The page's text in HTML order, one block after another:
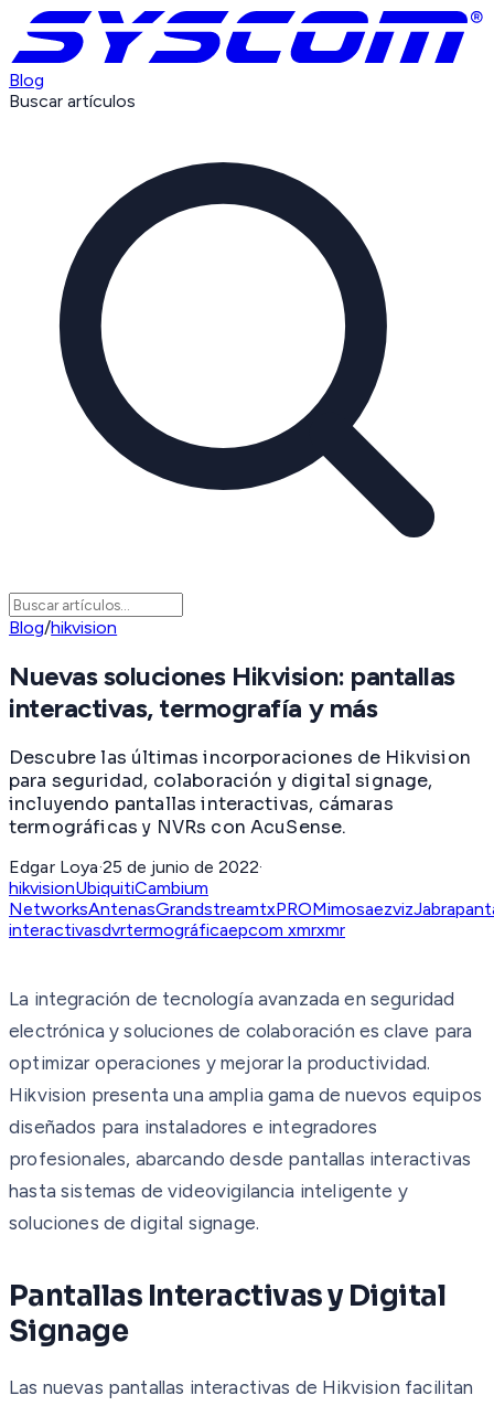
Blog
Buscar artículos
Blog/hikvision
Nuevas soluciones Hikvision: pantallas
interactivas, termografía y más
Descubre las últimas incorporaciones de Hikvision
para seguridad, colaboración y digital signage,
incluyendo pantallas interactivas, cámaras
termográficas y NVRs con AcuSense.
Edgar Loya·25 de junio de 2022·
hikvisionUbiquitiCambium
NetworksAntenasGrandstreamtxPROMimosaezvizJabra
interactivasdvrtermográficaepcom xmrxmr
La integración de tecnología avanzada en seguridad
electrónica y soluciones de colaboración es clave para
optimizar operaciones y mejorar la productividad.
Hikvision presenta una amplia gama de nuevos equipos
diseñados para instaladores e integradores
profesionales, abarcando desde pantallas interactivas
hasta sistemas de videovigilancia inteligente y
soluciones de digital signage.
Pantallas Interactivas y Digital
Signage
Las nuevas pantallas interactivas de Hikvision facilitan